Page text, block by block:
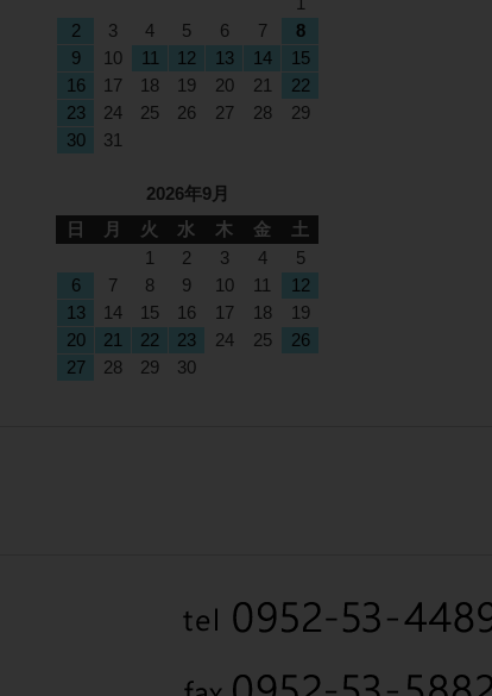
2
3 4 5 6 7
8
9
10 11 12 13 14
15
16
17 18 19 20 21
22
23
24 25 26 27 28
29
30
31
2026年9月
日
月 火 水 木 金
土
1
2 3 4
5
6
7 8 9 10 11
12
13
14 15 16 17 18
19
20
21 22 23 24 25
26
27
28 29 30